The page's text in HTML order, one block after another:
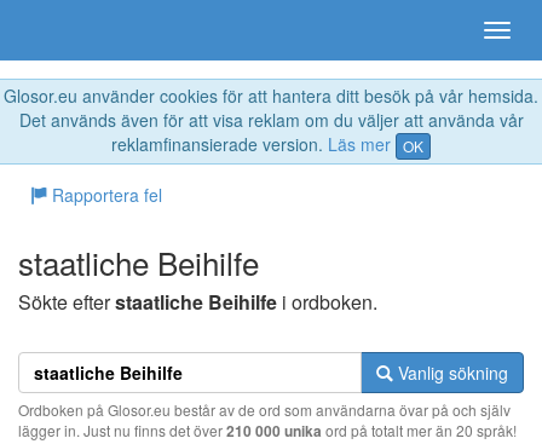
Glosor.eu använder cookies för att hantera ditt besök på vår hemsida.
Det används även för att visa reklam om du väljer att använda vår
reklamfinansierade version. Läs mer OK
Rapportera fel
staatliche Beihilfe
Sökte efterstaatliche Beihilfe i ordboken.
Vanlig sökning
Ordboken på Glosor.eu består av de ord som användarna övar på och själv
lägger in. Just nu finns det över210 000 unika ord på totalt mer än 20 språk!